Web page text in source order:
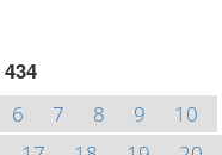
434
6 7 8 9
10